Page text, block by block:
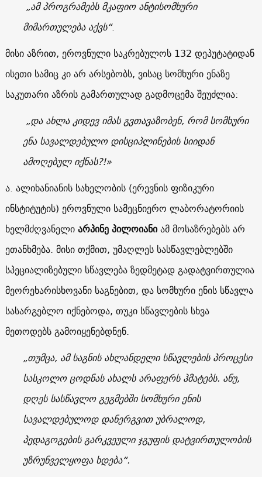
„ამ პროგრამებს მკაფიო ანტისომხური
მიმართულება აქვს“.
მისი აზრით, ეროვნული საკრებულოს 132 დეპუტატიდან
ისეთი სამიც კი არ არსებობს, ვისაც სომხური ენაზე
საკუთარი აზრის გამართულად გადმოცემა შეუძლია:
„და ახლა კიდევ იმას გვთავაზობენ, რომ სომხური
ენა სავალდებულო დისციპლინების სიიდან
ამოღებულ იქნას?!»
ა. ალიხანიანის სახელობის (ერევნის ფიზიკური
ინსტიტუტის) ეროვნული სამეცნიერო ლაბორატორიის
ხელმძღვანელიარპინე პილოიანიამ მოსაზრებებს არ
ეთანხმება. მისი თქმით, უმაღლეს სასწავლებლებში
სპეციალიზებული სწავლება ზედმეტად გადატვირთულია
მეორეხარისხოვანი საგნებით, და სომხური ენის სწავლა
სასარგებლო იქნებოდა, თუკი სწავლების სხვა
მეთოდებს გამოიყენებდნენ.
„თუმცა, ამ საგნის ახლანდელი სწავლების პროცესი
სასკოლო ცოდნას ახალს არაფერს ჰმატებს. ანუ,
დღეს სასწავლო გეგმებში სომხური ენის
სავალდებულოდ დანერგვით უბრალოდ,
პედაგოგების გარკვეული ჯგუფის დატვირთულობის
უზრუნველყოფა ხდება“.